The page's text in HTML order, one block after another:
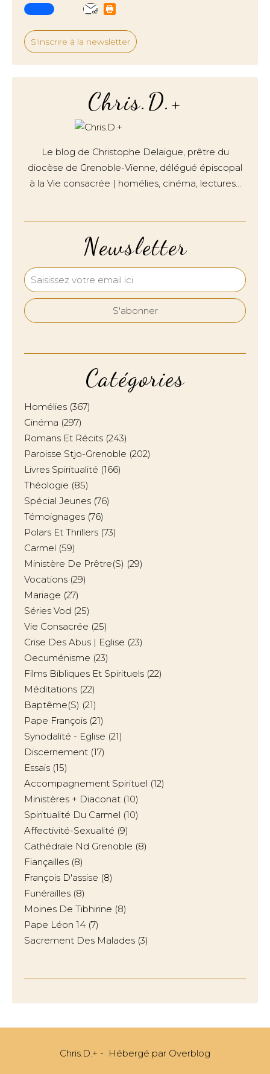
S'inscrire à la newsletter
Newsletter
Catégories
Homélies (367)
Cinéma (297)
Romans Et Récits (243)
Paroisse Stjo-Grenoble (202)
Livres Spiritualité (166)
Théologie (85)
Spécial Jeunes (76)
Témoignages (76)
Polars Et Thrillers (73)
Carmel (59)
Ministère De Prêtre(s) (29)
Vocations (29)
Mariage (27)
Séries Vod (25)
Vie Consacrée (25)
Crise Des Abus | Eglise (23)
Oecuménisme (23)
Films Bibliques Et Spirituels (22)
Méditations (22)
Baptême(s) (21)
Pape François (21)
Synodalité - Eglise (21)
Discernement (17)
Essais (15)
Accompagnement Spirituel (12)
Ministères + Diaconat (10)
Spiritualité Du Carmel (10)
Affectivité-Sexualité (9)
Cathédrale Nd Grenoble (8)
Fiançailles (8)
François D'assise (8)
Funérailles (8)
Moines De Tibhirine (8)
Pape Léon 14 (7)
Sacrement Des Malades (3)
Chris.D.+
Le blog de Christophe Delaigue, prêtre du
diocèse de Grenoble-Vienne, délégué épiscopal
à la Vie consacrée | homélies, cinéma, lectures…
Chris.D.+ - Hébergé par Overblog